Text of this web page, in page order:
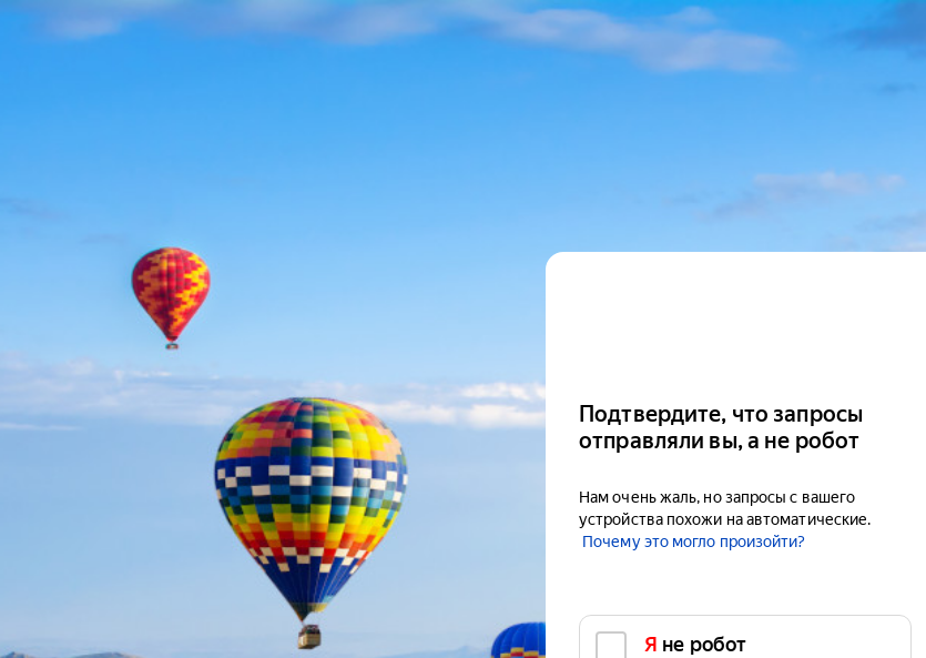
Подтвердите, что запросы
отправляли вы, а не робот
Нам очень жаль, но запросы с вашего
устройства похожи на автоматические.
Почему это могло произойти?
Я не робот